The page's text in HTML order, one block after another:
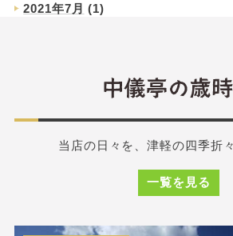
2021年7月 (1)
当店の日々を、津軽の四季折
一覧を見る